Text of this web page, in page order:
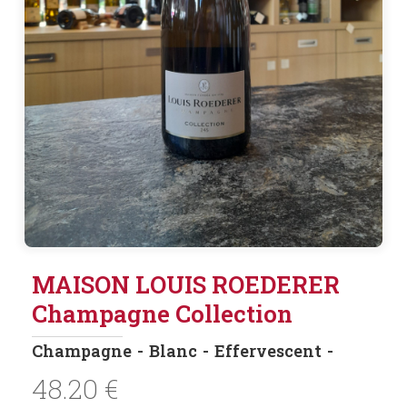
MAISON LOUIS ROEDERER
Champagne Collection
Champagne Blanc Effervescent
48.20 €